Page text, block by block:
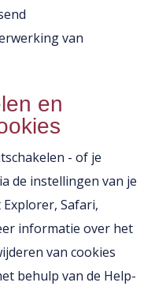
van
en
- of je
de instellingen van je
Safari,
informatie over het
van cookies
behulp van de Help-